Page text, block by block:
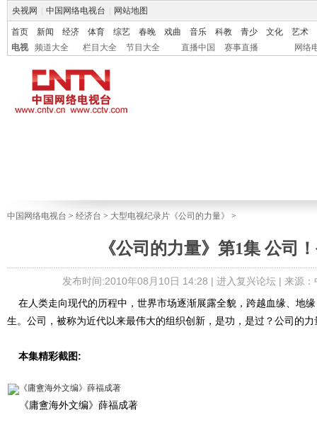
央视网 中国网络电视台 网站地图
首页 新闻 经济 体育 综艺 春晚 戏曲 音乐 科教 青少 文化
艺术
电视
频道大全 栏目大全 节目大全 直播中国 赛事直播 网络
中国网络电视台 > 经济台 > 大型电视纪录片《公司的力量》 >
《公司的力量》第1集 公司
发布时间:2010年08月10日 14:28 | 进入复兴论坛| 来源：
在人类走向现代的历程中，世界市场逐渐展露全貌，跨越血缘、地
生。公司，被称为近代以来最伟大的组织创新，是功，是过？公司的
本集精彩截图:
《庸盦海外文编》薛福成著